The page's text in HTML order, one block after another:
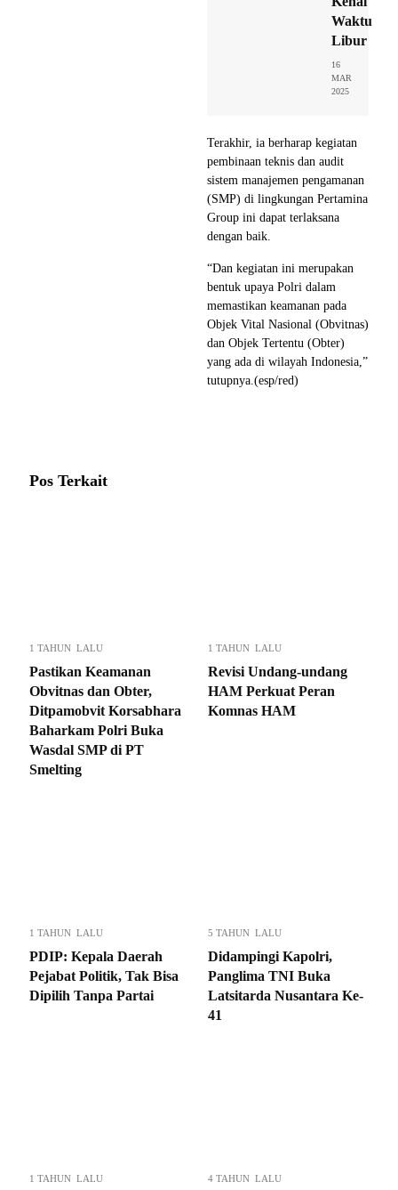
Waktu
Libur
16
MAR
2025
Terakhir, ia berharap kegiatan
pembinaan teknis dan audit
sistem manajemen pengamanan
(SMP) di lingkungan Pertamina
Group ini dapat terlaksana
dengan baik.
“Dan kegiatan ini merupakan
bentuk upaya Polri dalam
memastikan keamanan pada
Objek Vital Nasional (Obvitnas)
dan Objek Tertentu (Obter)
yang ada di wilayah Indonesia,”
tutupnya.(esp/red)
Pos Terkait
1 TAHUN LALU
Pastikan Keamanan
Obvitnas dan Obter,
Ditpamobvit Korsabhara
Baharkam Polri Buka
Wasdal SMP di PT
Smelting
1 TAHUN LALU
Revisi Undang-undang
HAM Perkuat Peran
Komnas HAM
1 TAHUN LALU
PDIP: Kepala Daerah
Pejabat Politik, Tak Bisa
Dipilih Tanpa Partai
5 TAHUN LALU
Didampingi Kapolri,
Panglima TNI Buka
Latsitarda Nusantara Ke-
41
1 TAHUN LALU 4 TAHUN LALU